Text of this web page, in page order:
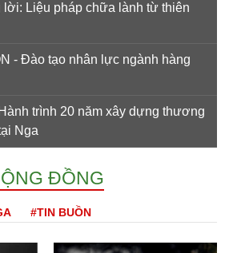
lời: Liệu pháp chữa lành từ thiên
- Đào tạo nhân lực ngành hàng
trình 20 năm xây dựng thương
Nga
ĐỒNG
#TIN BUỒN